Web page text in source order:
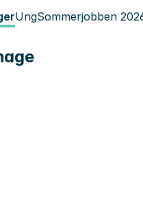
UngSommerjobben